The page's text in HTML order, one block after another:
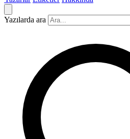
Yazılarda ara